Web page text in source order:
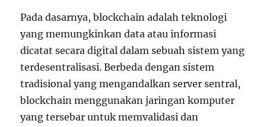
Pada dasarnya, blockchain adalah teknologi
yang memungkinkan data atau informasi
dicatat secara digital dalam sebuah sistem yang
terdesentralisasi. Berbeda dengan sistem
tradisional yang mengandalkan server sentral,
blockchain menggunakan jaringan komputer
yang tersebar untuk memvalidasi dan